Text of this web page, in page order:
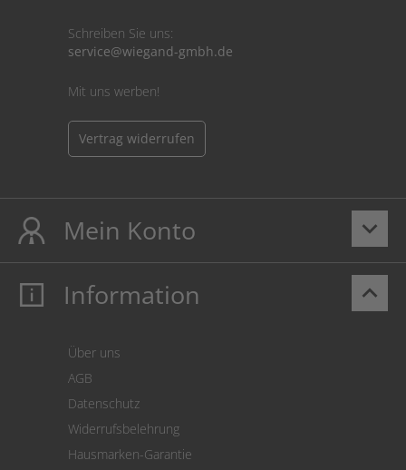
Schreiben Sie uns:
service@wiegand-gmbh.de
Mit uns werben!
Vertrag widerrufen
keyboard_arrow_down
Mein Konto
Mein Konto
keyboard_arrow_up
Information
Über uns
AGB
Datenschutz
Widerrufsbelehrung
Hausmarken-Garantie